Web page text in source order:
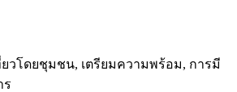
วโดยชุมชน, เตรียมความพร้อม, การมี
ร